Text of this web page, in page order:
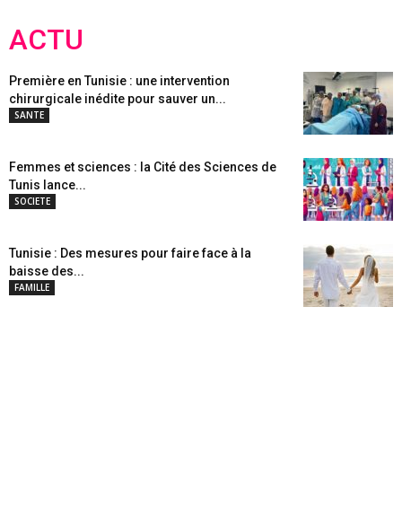
ACTU
Première en Tunisie : une intervention
chirurgicale inédite pour sauver un...
SANTE
Femmes et sciences : la Cité des Sciences de
Tunis lance...
SOCIETE
Tunisie : Des mesures pour faire face à la
baisse des...
FAMILLE